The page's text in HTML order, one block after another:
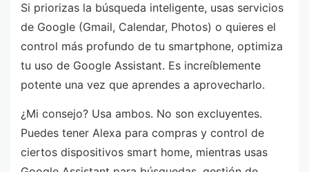
Si priorizas la búsqueda inteligente, usas servicios
de Google (Gmail, Calendar, Photos) o quieres el
control más profundo de tu smartphone, optimiza
tu uso de Google Assistant. Es increíblemente
potente una vez que aprendes a aprovecharlo.
¿Mi consejo? Usa ambos. No son excluyentes.
Puedes tener Alexa para compras y control de
ciertos dispositivos smart home, mientras usas